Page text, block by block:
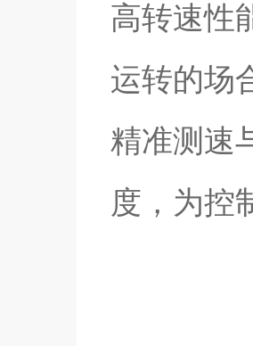
高转速性
运转的场
精准测速
度，为控